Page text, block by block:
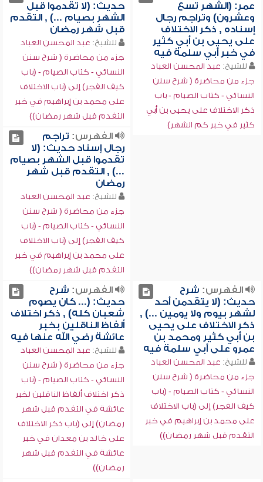
عمر: (الشهر تسع
وعشرون) وتراجم رجال
إسناده , ذكر الاختلاف
على يحيى بن أبي كثير
في خبر أبي سلمة فيه
للشيخ: عبد المحسن العباد
جزء من محاضرة ( شرح سنن
النسائي - كتاب الصيام - باب
ذكر الاختلاف على يحيى بن أبي
كثير في خبر كم الشهر)
حديث: (لا تقدموا قبل
الشهر بصيام ...) , التقدم
قبل شهر رمضان
للشيخ: عبد المحسن العباد
جزء من محاضرة ( شرح سنن
النسائي - كتاب الصيام - (باب
كيف الفجر) إلى (باب الاختلاف
على محمد بن إبراهيم في خبر
التقدم قبل شهر رمضان))
الفهرس: تراجم
رجال إسناد حديث: (لا
تقدموا قبل الشهر بصيام
...) , التقدم قبل شهر
رمضان
للشيخ: عبد المحسن العباد
جزء من محاضرة ( شرح سنن
النسائي - كتاب الصيام - (باب
كيف الفجر) إلى (باب الاختلاف
على محمد بن إبراهيم في خبر
التقدم قبل شهر رمضان))
الفهرس: شرح
حديث: (لا يتقدمن أحد
لشهر بيوم ولا يومين ...) ,
ذكر الاختلاف على يحيى
بن أبي كثير ومحمد بن
عمرو على أبي سلمة فيه
للشيخ: عبد المحسن العباد
جزء من محاضرة ( شرح سنن
النسائي - كتاب الصيام - (باب
كيف الفجر) إلى (باب الاختلاف
على محمد بن إبراهيم في خبر
التقدم قبل شهر رمضان))
الفهرس: شرح
حديث: (... كان يصوم
شعبان كله) , ذكر اختلاف
ألفاظ الناقلين بخبر
عائشة رضي الله عنها فيه
للشيخ: عبد المحسن العباد
جزء من محاضرة ( شرح سنن
النسائي - كتاب الصيام - (باب
ذكر اختلاف ألفاظ الناقلين لخبر
عائشة في التقدم قبل شهر
رمضان) إلى (باب ذكر الاختلاف
على خالد بن معدان في خبر
عائشة في التقدم قبل شهر
رمضان))